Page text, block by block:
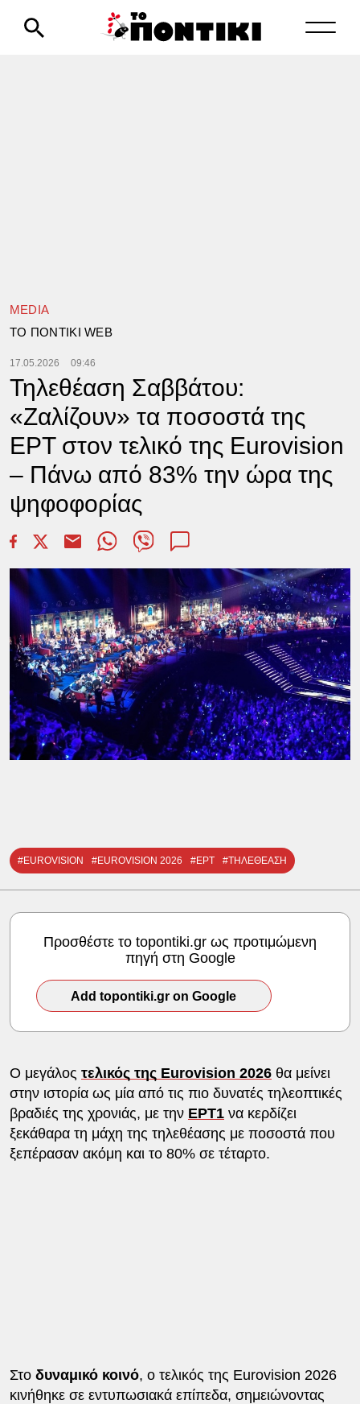
MEDIA
TΟ ΠΟΝΤΙΚΙ WEB
17.05.2026 09:46
Τηλεθέαση Σαββάτου:
«Ζαλίζουν» τα ποσοστά της
ΕΡΤ στον τελικό της Eurovision
– Πάνω από 83% την ώρα της
ψηφοφορίας
#EUROVISION #EUROVISION 2026 #ΕΡΤ #ΤΗΛΕΘΕΑΣΗ
Προσθέστε το topontiki.gr ως προτιμώμενη
πηγή στη Google
Add topontiki.gr on Google
Ο μεγάλος τελικός της Eurovision 2026θα μείνει
στην ιστορία ως μία από τις πιο δυνατές τηλεοπτικές
βραδιές της χρονιάς, με την ΕΡΤ1να κερδίζει
ξεκάθαρα τη μάχη της τηλεθέασης με ποσοστά που
ξεπέρασαν ακόμη και το 80% σε τέταρτο.
Στο δυναμικό κοινό, ο τελικός της Eurovision 2026
κινήθηκε σε εντυπωσιακά επίπεδα, σημειώνοντας